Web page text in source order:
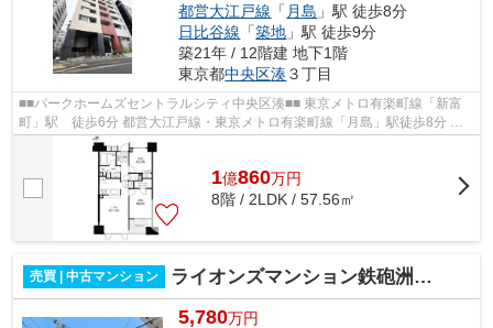
都営大江戸線 「 月島 」駅 徒歩8分
日比谷線 「築地 」駅 徒歩9分
築21年 / 12階建 地下1階
東京都中央区湊３丁目
■■パークホームズセントラルシティ中央区湊■■ 東京メトロ有楽町線「新富
町」駅 徒歩6分 都営大江戸線・東京メトロ有楽町線「月島」駅徒歩8分 東
1億860万円
8階 / 2LDK / 57.56㎡
売買 | 中古マンション ライオンズマンション鉄砲洲第二
5,780万円